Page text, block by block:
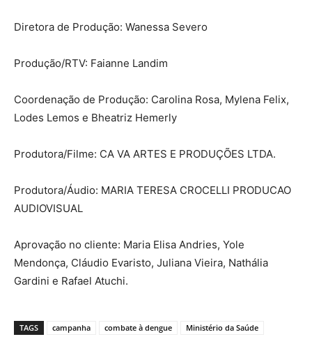
Diretora de Produção: Wanessa Severo
Produção/RTV: Faianne Landim
Coordenação de Produção: Carolina Rosa, Mylena Felix,
Lodes Lemos e Bheatriz Hemerly
Produtora/Filme: CA VA ARTES E PRODUÇÕES LTDA.
Produtora/Áudio: MARIA TERESA CROCELLI PRODUCAO
AUDIOVISUAL
Aprovação no cliente: Maria Elisa Andries, Yole
Mendonça, Cláudio Evaristo, Juliana Vieira, Nathália
Gardini e Rafael Atuchi.
TAGS campanha combate à dengue Ministério da Saúde